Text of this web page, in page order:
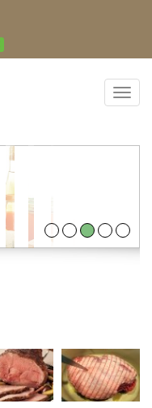
Toggle